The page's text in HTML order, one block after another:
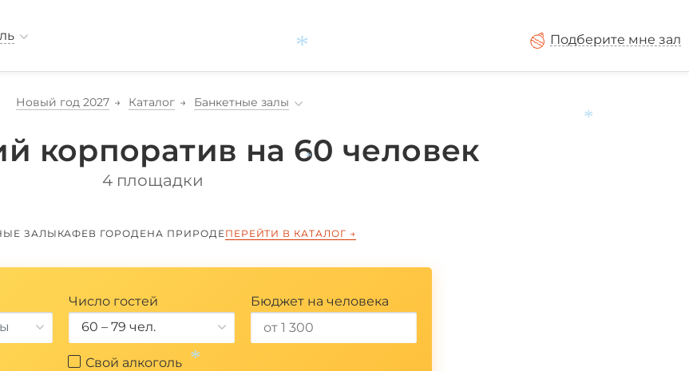
Подберите мне зал
Новый год 2027 Каталог Банкетные залы
корпоратив на 60 человек
4 площадки
ЗАЛЫКАФЕВ ГОРОДЕНА ПРИРОДЕПЕРЕЙТИ В КАТАЛОГ →
Число гостей
60 – 79 чел.
Бюджет на человека
Свой алкоголь
*